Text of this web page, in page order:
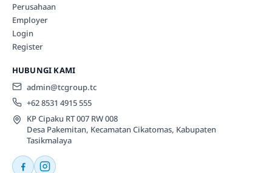
Perusahaan
Employer
Login
Register
HUBUNGI KAMI
admin@tcgroup.tc
+62 8531 4915 555
KP Cipaku RT 007 RW 008
Desa Pakemitan, Kecamatan Cikatomas, Kabupaten
Tasikmalaya